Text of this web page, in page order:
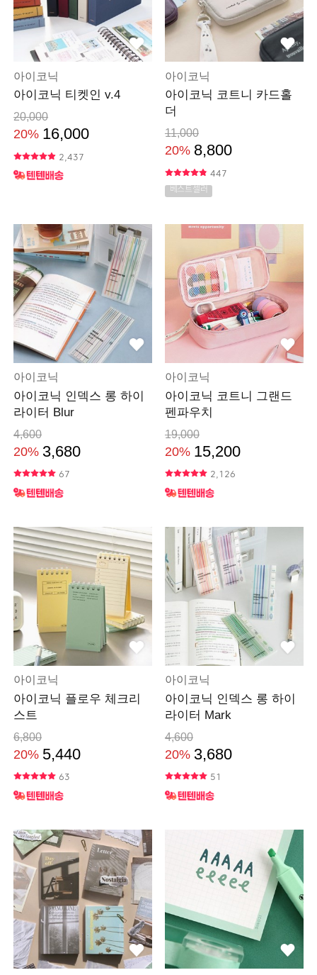
아이코닉
아이코닉 티켓인 v.4
20,000
20% 16,000
2,437
아이코닉
아이코닉 코트니 카드홀
더
11,000
20% 8,800
447
베스트셀러
아이코닉
아이코닉 인덱스 롱 하이
라이터 Blur
4,600
20% 3,680
67
아이코닉
아이코닉 코트니 그랜드
펜파우치
19,000
20% 15,200
2,126
아이코닉
아이코닉 플로우 체크리
스트
6,800
20% 5,440
63
아이코닉
아이코닉 인덱스 롱 하이
라이터 Mark
4,600
20% 3,680
51